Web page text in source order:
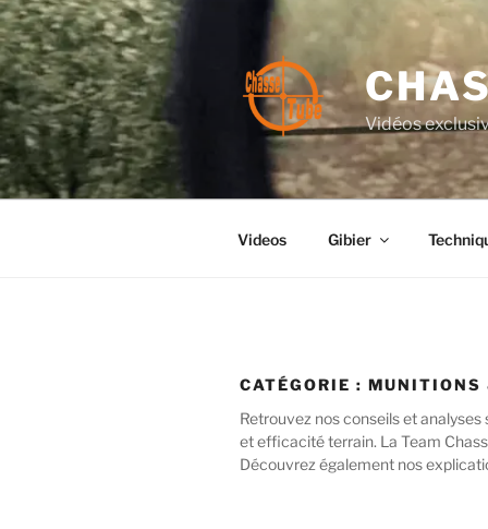
Aller
au
contenu
principal
Vidéos
Videos Gibier
CATÉGORIE : MUNITIONS
Retrouvez nos conseils et
et efficacité terrain. La Team
Découvrez également nos